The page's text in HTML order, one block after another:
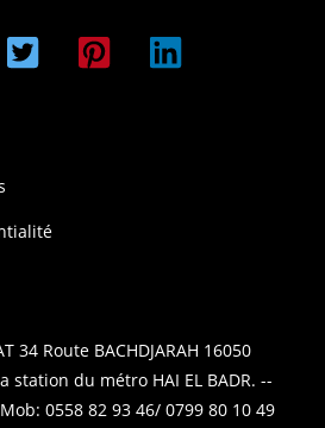
34 Route BACHDJARAH 16050
station du métro HAI EL BADR. --
0558 82 93 46/ 0799 80 10 49